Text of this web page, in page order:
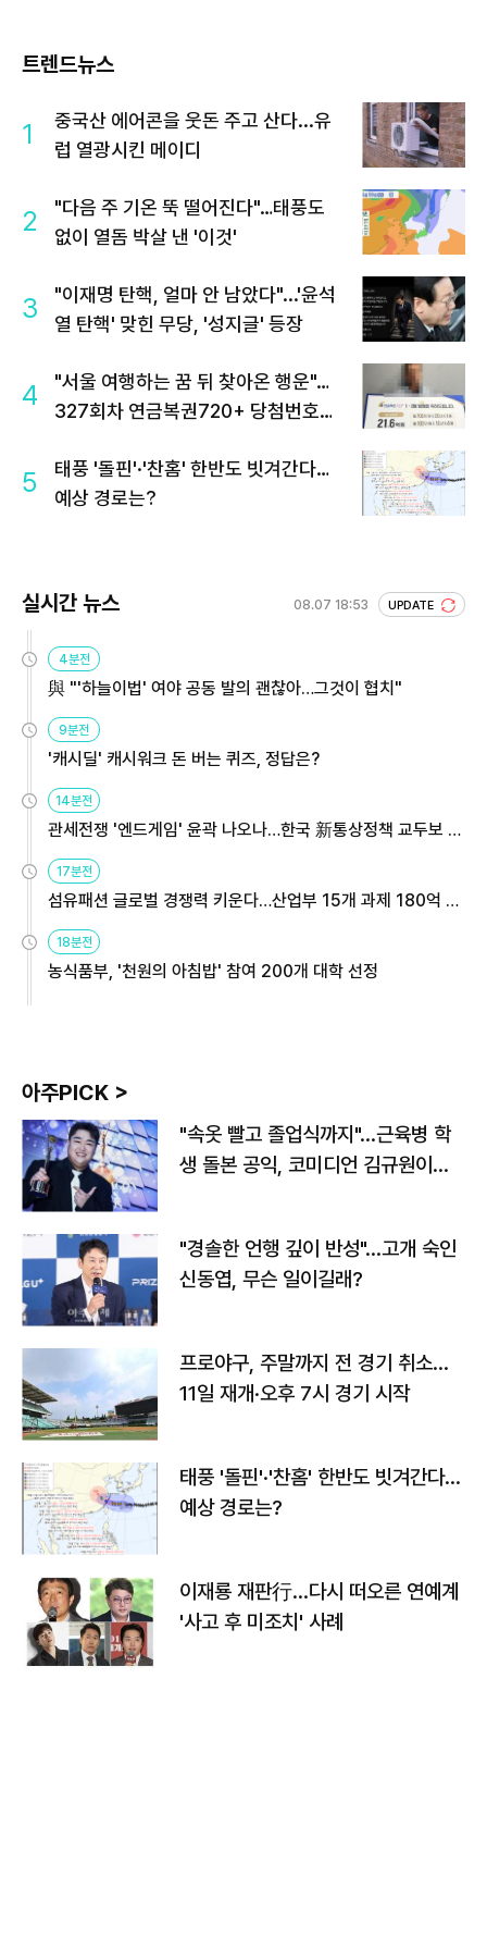
트렌드뉴스
1
중국산 에어콘을 웃돈 주고 산다...유
럽 열광시킨 메이디
2
"다음 주 기온 뚝 떨어진다"…태풍도
없이 열돔 박살 낸 '이것'
3
"이재명 탄핵, 얼마 안 남았다"...'윤석
열 탄핵' 맞힌 무당, '성지글' 등장
4
"서울 여행하는 꿈 뒤 찾아온 행운"…
327회차 연금복권720+ 당첨번호조
5
태풍 '돌핀'·'찬홈' 한반도 빗겨간다…
예상 경로는?
실시간 뉴스 08.07 18:53 UPDATE
4분전
與 "'하늘이법' 여야 공동 발의 괜찮아…그것이 협치"
9분전
'캐시딜' 캐시워크 돈 버는 퀴즈, 정답은?
14분전
관세전쟁 '엔드게임' 윤곽 나오나…한국 新통상정책 교두보 활
17분전
섬유패션 글로벌 경쟁력 키운다…산업부 15개 과제 180억 지
18분전
농식품부, '천원의 아침밥' 참여 200개 대학 선정
아주PICK >
"속옷 빨고 졸업식까지"…근육병 학
생 돌본 공익, 코미디언 김규원이었
"경솔한 언행 깊이 반성"…고개 숙인
신동엽, 무슨 일이길래?
프로야구, 주말까지 전 경기 취소…
11일 재개·오후 7시 경기 시작
태풍 '돌핀'·'찬홈' 한반도 빗겨간다…
예상 경로는?
이재룡 재판行…다시 떠오른 연예계
'사고 후 미조치' 사례